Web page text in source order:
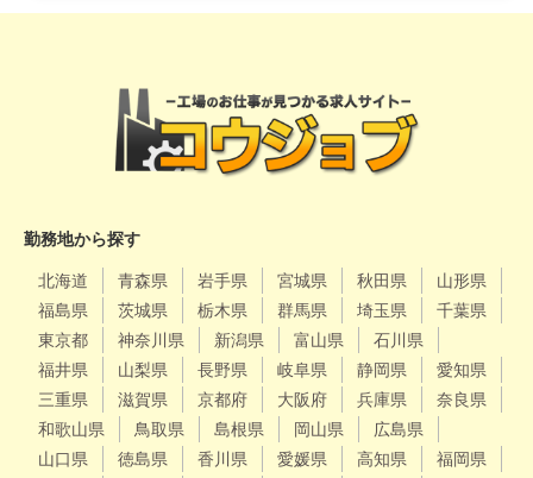
勤務地から探す
北海道 青森県 岩手県 宮城県 秋田県
山形県
福島県
茨城県 栃木県 群馬県 埼玉県
千葉県
東京都
神奈川県 新潟県 富山県
石川県
福井県
山梨県 長野県 岐阜県 静岡県
愛知県
三重県
滋賀県 京都府 大阪府 兵庫県
奈良県
和歌山県
鳥取県 島根県 岡山県
広島県
山口県
徳島県 香川県 愛媛県 高知県
福岡県